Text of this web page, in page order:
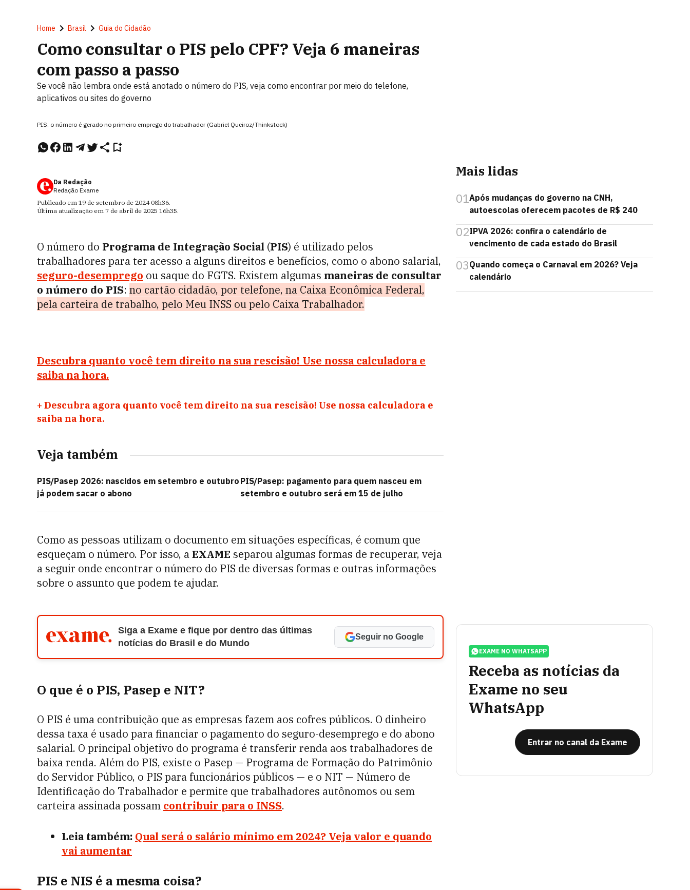
Home Brasil Guia do Cidadão
Como consultar o PIS pelo CPF? Veja 6 maneiras
com passo a passo
Se você não lembra onde está anotado o número do PIS, veja como encontrar por meio do telefone,
aplicativos ou sites do governo
PIS: o número é gerado no primeiro emprego do trabalhador (Gabriel Queiroz/Thinkstock)
Da Redação
Redação Exame
Publicado em 19 de setembro de 2024 08h36.
Última atualização em 7 de abril de 2025 16h35.
O número do Programa de Integração Social (PIS) é utilizado pelos
trabalhadores para ter acesso a alguns direitos e benefícios, como o abono salarial,
seguro-desemprego ou saque do FGTS. Existem algumas maneiras de consultar
o número do PIS: no cartão cidadão, por telefone, na Caixa Econômica Federal,
pela carteira de trabalho, pelo Meu INSS ou pelo Caixa Trabalhador.
Descubra quanto você tem direito na sua rescisão! Use nossa calculadora e
saiba na hora.
+ Descubra agora quanto você tem direito na sua rescisão! Use nossa calculadora e
saiba na hora.
Veja também
PIS/Pasep 2026: nascidos em setembro e outubro
já podem sacar o abono
PIS/Pasep: pagamento para quem nasceu em
setembro e outubro será em 15 de julho
Como as pessoas utilizam o documento em situações específicas, é comum que
esqueçam o número. Por isso, aEXAME separou algumas formas de recuperar, veja
a seguir onde encontrar o número do PIS de diversas formas e outras informações
sobre o assunto que podem te ajudar.
Siga a Exame e fique por dentro das últimas
notícias do Brasil e do Mundo
Seguir no Google
O que é o PIS, Pasep e NIT?
O PIS é uma contribuição que as empresas fazem aos cofres públicos. O dinheiro
dessa taxa é usado para financiar o pagamento do seguro-desemprego e do abono
salarial. O principal objetivo do programa é transferir renda aos trabalhadores de
baixa renda. Além do PIS, existe o Pasep — Programa de Formação do Patrimônio
do Servidor Público, o PIS para funcionários públicos — e o NIT — Número de
Identificação do Trabalhador e permite que trabalhadores autônomos ou sem
carteira assinada possam contribuir para o INSS.
Leia também: Qual será o salário mínimo em 2024? Veja valor e quando
vai aumentar
PIS e NIS é a mesma coisa?
Mais lidas
01Após mudanças do governo na CNH,
autoescolas oferecem pacotes de R$ 240
02IPVA 2026: confira o calendário de
vencimento de cada estado do Brasil
03Quando começa o Carnaval em 2026? Veja
calendário
EXAME NO WHATSAPP
Receba as notícias da
Exame no seu
WhatsApp
Entrar no canal da Exame